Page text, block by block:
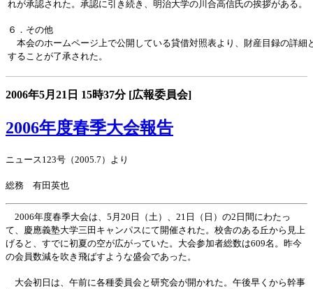
れが承認された。承認に引き続き、明治大学の川合高信氏の挨拶がある。
６．その他
本会のホームページ上で公開している貸借対照表より、財産目録の詳細
することが了承された。
2006年5月21日 15時37分 [広報委員会]
2006年度春季大会報告
ニュース123号（2005.7）より
総務 有田英也
2006年度春季大会は、5月20日（土）、21日（日）の2日間にわたっ
て、慶應義塾大学三田キャンパスにて開催された。校舎のある丘から見上
げると、すでに初夏の空が広がっていた。大会参加者総数は609名。昨今
の会員数減を吹き飛ばすような盛会であった。
大会初日は、午前に各種委員会と研究会が開かれた。午後早くから幹事